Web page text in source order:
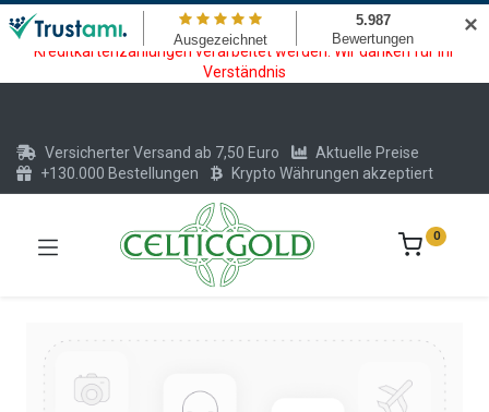
Wartungsarbeiten am Kreditkarten und Krypto Bezahlmodul. In der
Zeit vom 20.07. - 09.08.2026 können keine Krypto oder
Kreditkartenzahlungen verarbeitet werden. Wir danken für Ihr
Verständnis
Versicherter Versand ab 7,50 Euro
Aktuelle Preise
+130.000 Bestellungen
Krypto Währungen akzeptiert
0
✕